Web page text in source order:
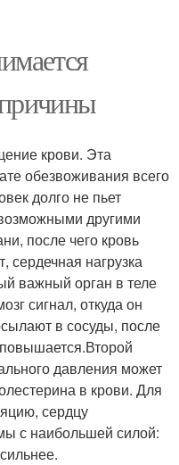
крови. Эта
обезвоживания всего
долго не пьет
другими
после чего кровь
сердечная нагрузка
важный орган в теле
сигнал, откуда он
в сосуды, после
давления может
в крови. Для
сердцу
с наибольшей силой: